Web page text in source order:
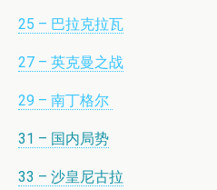
25 – 巴拉克拉瓦
27 – 英克曼之战
29 – 南丁格尔
31 – 国内局势
33 – 沙皇尼古拉